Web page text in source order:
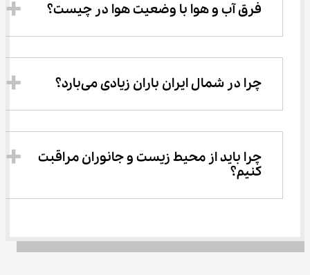
فرق آب و هوا با وضعیت هوا در چیست؟
چرا در شمال ایران باران زیادی می‌بارد؟
چرا باید از محیط زیست و جانوران مراقبت
کنیم؟